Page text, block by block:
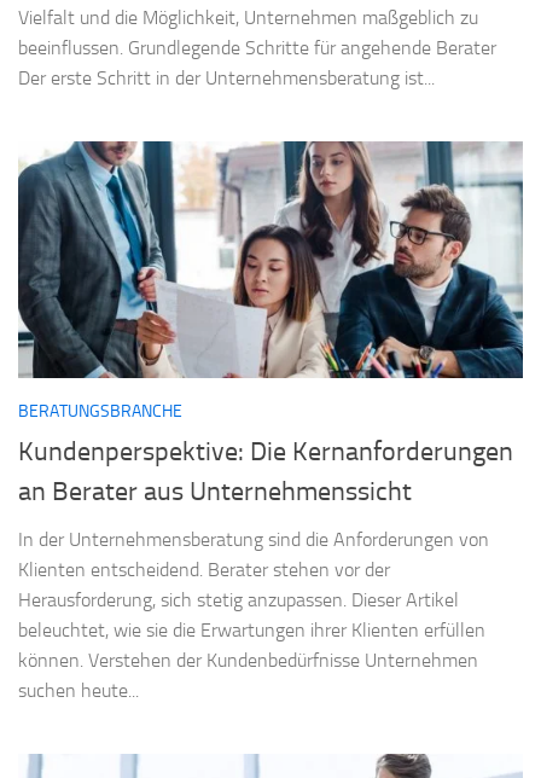
Vielfalt und die Möglichkeit, Unternehmen maßgeblich zu
beeinflussen. Grundlegende Schritte für angehende Berater
Der erste Schritt in der Unternehmensberatung ist...
BERATUNGSBRANCHE
Kundenperspektive: Die Kernanforderungen
an Berater aus Unternehmenssicht
In der Unternehmensberatung sind die Anforderungen von
Klienten entscheidend. Berater stehen vor der
Herausforderung, sich stetig anzupassen. Dieser Artikel
beleuchtet, wie sie die Erwartungen ihrer Klienten erfüllen
können. Verstehen der Kundenbedürfnisse Unternehmen
suchen heute...